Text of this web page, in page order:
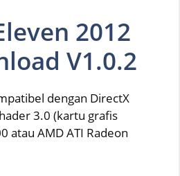
2012
V1.0.2
dengan DirectX
3.0 (kartu grafis
atau AMD ATI Radeon